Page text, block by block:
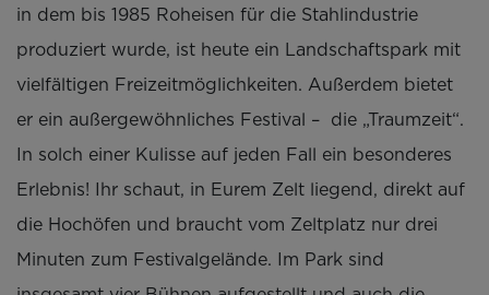
in dem bis 1985 Roheisen für die Stahlindustrie
produziert wurde, ist heute ein Landschaftspark mit
vielfältigen Freizeitmöglichkeiten. Außerdem bietet
er ein außergewöhnliches Festival – die „Traumzeit“.
In solch einer Kulisse auf jeden Fall ein besonderes
Erlebnis! Ihr schaut, in Eurem Zelt liegend, direkt auf
die Hochöfen und braucht vom Zeltplatz nur drei
Minuten zum Festivalgelände. Im Park sind